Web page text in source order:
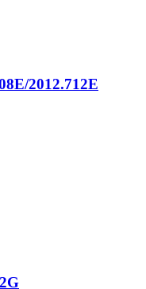
2012.712E